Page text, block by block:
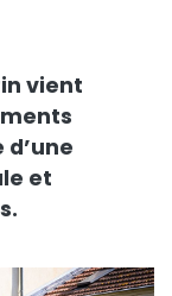
vient
et